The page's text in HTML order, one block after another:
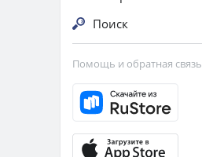
Поиск
Помощь и обратная связь